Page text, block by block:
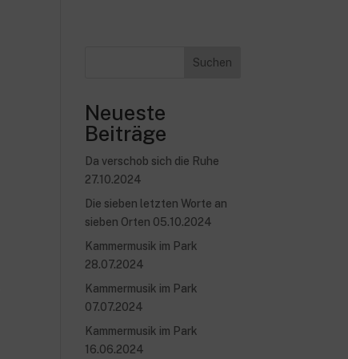
Suchen
Neueste
Beiträge
Da verschob sich die Ruhe
27.10.2024
Die sieben letzten Worte an
sieben Orten 05.10.2024
Kammermusik im Park
28.07.2024
Kammermusik im Park
07.07.2024
Kammermusik im Park
16.06.2024